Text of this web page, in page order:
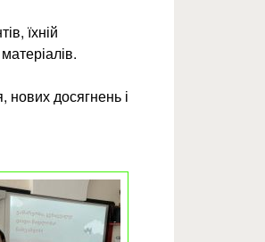
їхній
досягнень і